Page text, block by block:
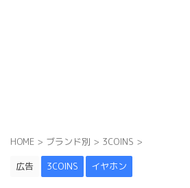
HOME > ブランド別 > 3COINS >
広告
3COINS イヤホン